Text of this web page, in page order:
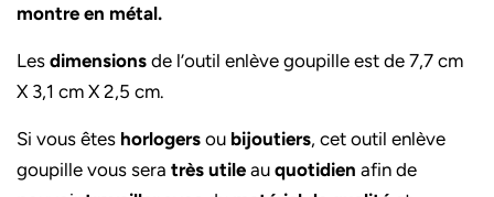
montre en métal.
Les dimensions de l’outil enlève goupille est de 7,7 cm
X 3,1 cm X 2,5 cm.
Si vous êtes horlogers ou bijoutiers, cet outil enlève
goupille vous sera très utile au quotidien afin de